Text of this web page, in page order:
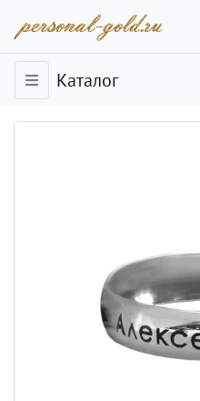
Каталог